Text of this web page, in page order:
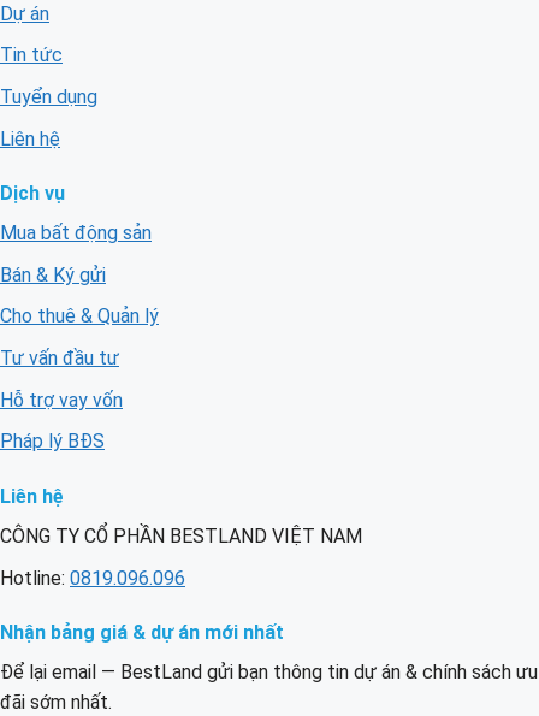
Dự án
Tin tức
Tuyển dụng
Liên hệ
Dịch vụ
Mua bất động sản
Bán & Ký gửi
Cho thuê & Quản lý
Tư vấn đầu tư
Hỗ trợ vay vốn
Pháp lý BĐS
Liên hệ
CÔNG TY CỔ PHẦN BESTLAND VIỆT NAM
Hotline: 0819.096.096
Nhận bảng giá & dự án mới nhất
Để lại email — BestLand gửi bạn thông tin dự án & chính sách ưu
đãi sớm nhất.